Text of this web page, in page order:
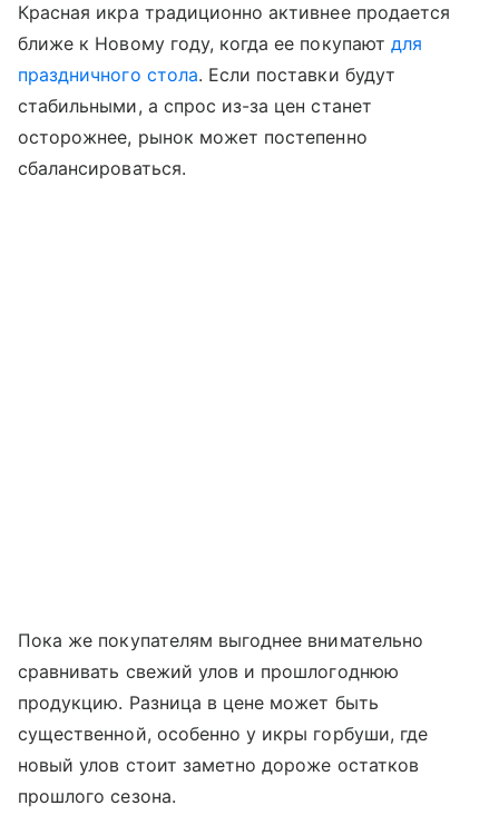
Красная икра традиционно активнее продается
ближе к Новому году, когда ее покупают для
праздничного стола. Если поставки будут
стабильными, а спрос из-за цен станет
осторожнее, рынок может постепенно
сбалансироваться.
Пока же покупателям выгоднее внимательно
сравнивать свежий улов и прошлогоднюю
продукцию. Разница в цене может быть
существенной, особенно у икры горбуши, где
новый улов стоит заметно дороже остатков
прошлого сезона.